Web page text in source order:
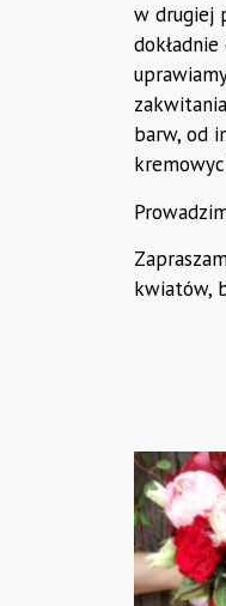
w drugiej
barw, od
kwiatów,